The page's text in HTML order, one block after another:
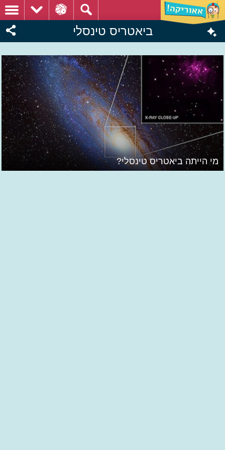
ביאטריס טינסלי
מי הייתה ביאטריס טינסלי?